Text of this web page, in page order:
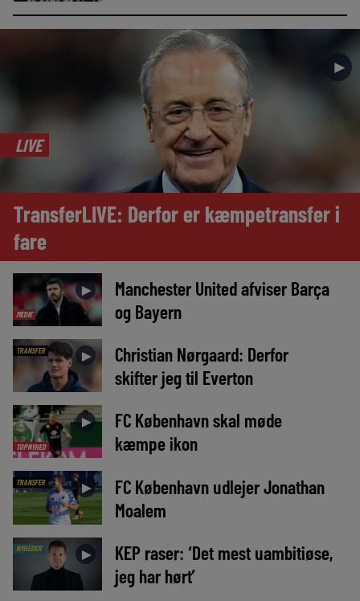
►
LIVE
TransferLIVE: Derfor er kæmpetransfer i
fare
MEDIE
►
Manchester United afviser Barça
og Bayern
TRANSFER ►
Christian Nørgaard: Derfor
skifter jeg til Everton
TOPNYHED
►
FC København skal møde
kæmpe ikon
TRANSFER ►
FC København udlejer Jonathan
Moalem
NYHEDER ►
KEP raser: ‘Det mest uambitiøse,
jeg har hørt’